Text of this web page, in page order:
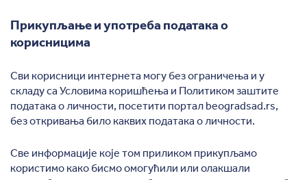
Прикупљање и употреба податакa о
корисницима
Сви корисници интернета могу без ограничења и у
складу са Условима коришћења и Политиком заштите
података о личности, посетити портал beogradsad.rs,
без откривања било каквих података о личности.
Све информације које том приликом прикупљамо
користимо како бисмо омогућили или олакшали